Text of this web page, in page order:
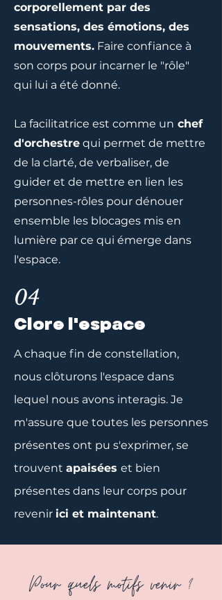
corporellement par des
sensations, des émotions, des
mouvements. Faire confiance à
son corps pour incarner le "rôle"
qui lui a été donné.
La facilitatrice est comme un chef
d'orchestre qui permet de mettre
de la clarté, de verbaliser, de
guider et de mettre en lien les
personnes-rôles pour dénouer
ensemble les blocages mis en
lumière par ce qui émerge dans
l'espace.
04
Clore l'espace
A chaque fin de constellation,
nous clôturons l'espace dans
lequel nous avons interagis. Je
m'assure que toutes les personnes
présentes ont pu s'exprimer, se
trouvent apaisées et bien
présentes dans leur corps pour
revenir ici et maintenant.
Pour quels motifs venir ?